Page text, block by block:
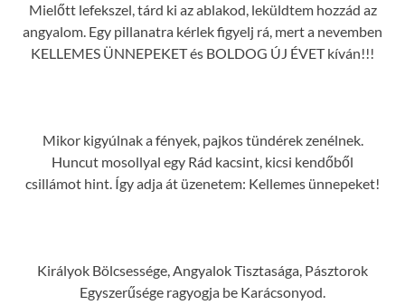
Mielőtt lefekszel, tárd ki az ablakod, leküldtem hozzád az
angyalom. Egy pillanatra kérlek figyelj rá, mert a nevemben
KELLEMES ÜNNEPEKET és BOLDOG ÚJ ÉVET kíván!!!
Mikor kigyúlnak a fények, pajkos tündérek zenélnek.
Huncut mosollyal egy Rád kacsint, kicsi kendőből
csillámot hint. Így adja át üzenetem: Kellemes ünnepeket!
Királyok Bölcsessége, Angyalok Tisztasága, Pásztorok
Egyszerűsége ragyogja be Karácsonyod.